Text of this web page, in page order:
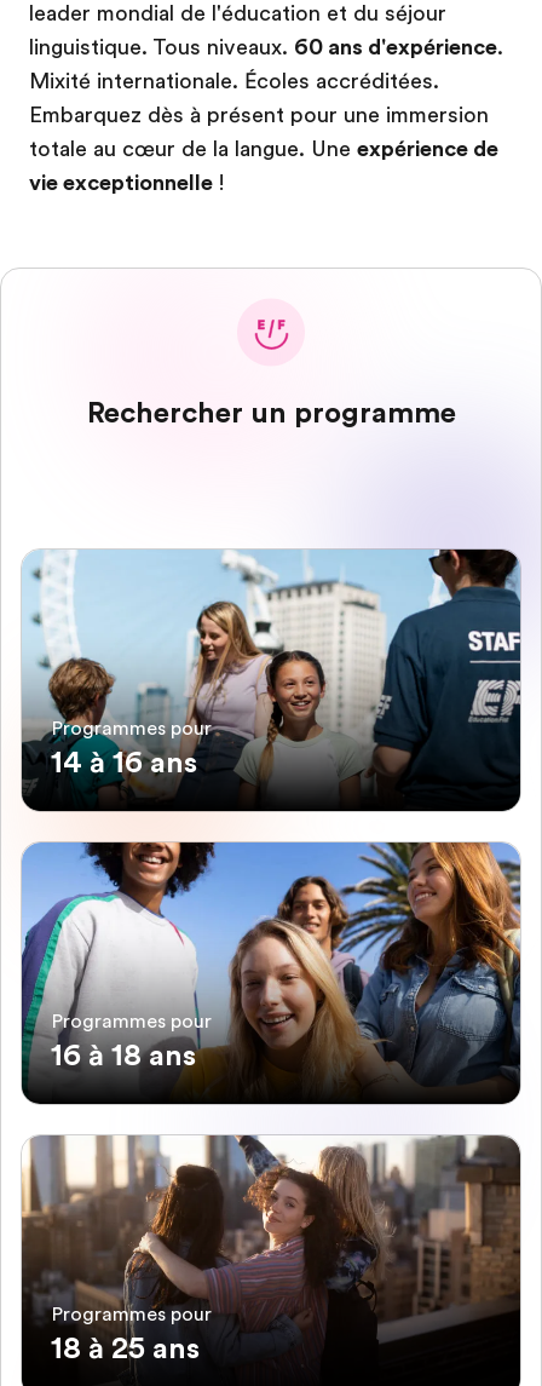
leader mondial de l'éducation et du séjour
linguistique. Tous niveaux. 60 ans d'expérience.
Mixité internationale. Écoles accréditées.
Embarquez dès à présent pour une immersion
totale au cœur de la langue. Une expérience de
vie exceptionnelle !
Rechercher un programme
Programmes pour
14 à 16 ans
Programmes pour
16 à 18 ans
Programmes pour
18 à 25 ans